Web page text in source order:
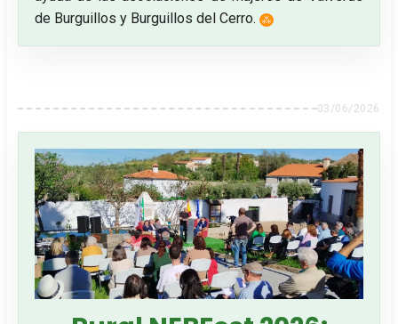
de Burguillos y Burguillos del Cerro.
03/06/2026